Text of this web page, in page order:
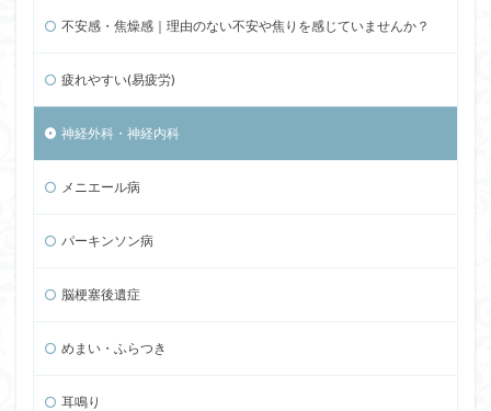
不安感・焦燥感｜理由のない不安や焦りを感じていませんか？
疲れやすい(易疲労)
神経外科・神経内科
メニエール病
パーキンソン病
脳梗塞後遺症
めまい・ふらつき
耳鳴り